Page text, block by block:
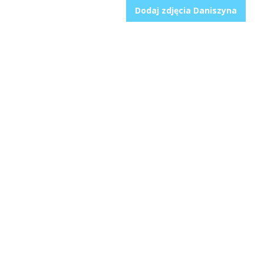
Dodaj zdjęcia Daniszyna